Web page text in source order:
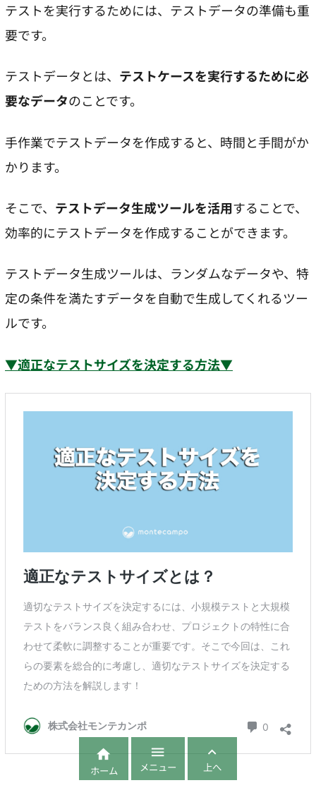
テストを実行するためには、テストデータの準備も重
要です。
テストデータとは、 テストケースを実行するために必
要なデータのことです。
手作業でテストデータを作成すると、時間と手間がか
かります。
そこで、 テストデータ生成ツールを活用することで、
効率的にテストデータを作成することができます。
テストデータ生成ツールは、ランダムなデータや、特
定の条件を満たすデータを自動で生成してくれるツー
ルです。
▼適正なテストサイズを決定する方法▼

ホーム

メニュー

上へ